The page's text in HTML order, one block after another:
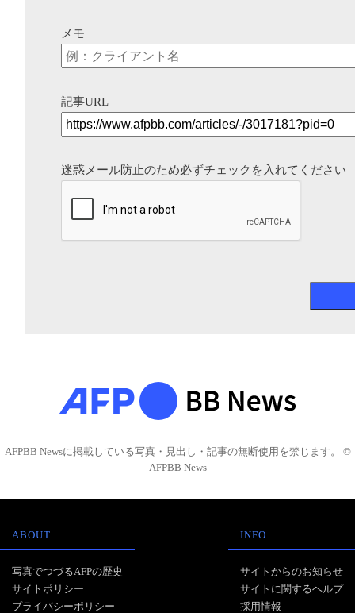
メモ
記事URL
迷惑メール防止のため必ずチェックを入れてください
AFPBB Newsに掲載している写真・見出し・記事の無断使用を禁じます。 ©
AFPBB News
ABOUT
写真でつづるAFPの歴史
サイトポリシー
プライバシーポリシー
INFO
サイトからのお知らせ
サイトに関するヘルプ
採用情報